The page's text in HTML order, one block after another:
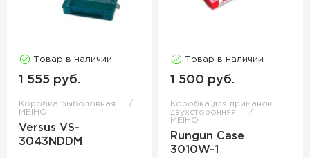
Товар в наличии
1 555 руб.
Коробка рыболовная
MEIHO
Versus VS-
3043NDDM
Товар в наличии
1 500 руб.
Коробка для приманок
двухсторонняя
MEIHO
Rungun Case
3010W-1